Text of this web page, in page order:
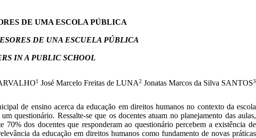
DE UMA ESCOLA PÚBLICA
DE UNA ESCUELA PÚBLICA
IN A PUBLIC SCHOOL
1 José Marcelo Freitas de LUNA2 Jonatas Marcos da Silva SANTOS3
de ensino acerca da educação em direitos humanos no contexto da escola
questionário. Ressalte-se que os docentes atuam no planejamento das aulas,
dos docentes que responderam ao questionário percebem a existência de
da educação em direitos humanos como fundamento de novas práticas